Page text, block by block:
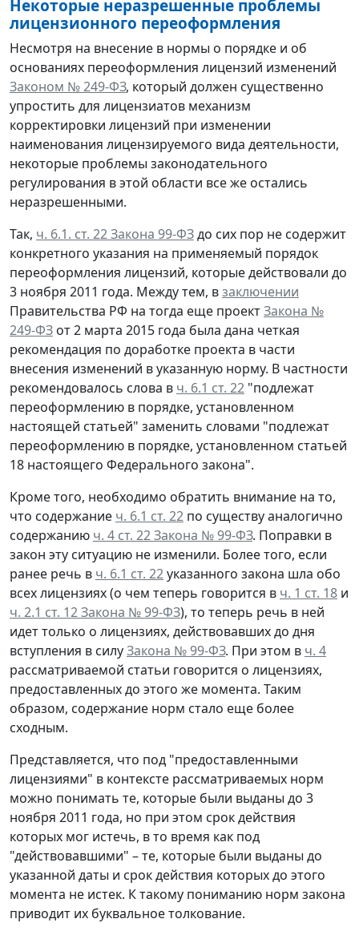
Некоторые неразрешенные проблемы
лицензионного переоформления
Несмотря на внесение в нормы о порядке и об
основаниях переоформления лицензий изменений
Законом № 249-ФЗ, который должен существенно
упростить для лицензиатов механизм
корректировки лицензий при изменении
наименования лицензируемого вида деятельности,
некоторые проблемы законодательного
регулирования в этой области все же остались
неразрешенными.
Так, ч. 6.1. ст. 22 Закона 99-ФЗдо сих пор не содержит
конкретного указания на применяемый порядок
переоформления лицензий, которые действовали до
3 ноября 2011 года. Между тем, взаключении
Правительства РФ на тогда еще проектЗакона №
249-ФЗ от 2 марта 2015 года была дана четкая
рекомендация по доработке проекта в части
внесения изменений в указанную норму. В частности
рекомендовалось слова в ч. 6.1 ст. 22 "подлежат
переоформлению в порядке, установленном
настоящей статьей" заменить словами "подлежат
переоформлению в порядке, установленном статьей
18 настоящего Федерального закона".
Кроме того, необходимо обратить внимание на то,
что содержание ч. 6.1 ст. 22 по существу аналогично
содержанию ч. 4 ст. 22 Закона № 99-ФЗ. Поправки в
закон эту ситуацию не изменили. Более того, если
ранее речь в ч. 6.1 ст. 22указанного закона шла обо
всех лицензиях (о чем теперь говорится в ч. 1 ст. 18 и
ч. 2.1 ст. 12 Закона № 99-ФЗ), то теперь речь в ней
идет только о лицензиях, действовавших до дня
вступления в силуЗакона № 99-ФЗ. При этом в ч. 4
рассматриваемой статьи говорится о лицензиях,
предоставленных до этого же момента. Таким
образом, содержание норм стало еще более
сходным.
Представляется, что под "предоставленными
лицензиями" в контексте рассматриваемых норм
можно понимать те, которые были выданы до 3
ноября 2011 года, но при этом срок действия
которых мог истечь, в то время как под
"действовавшими" – те, которые были выданы до
указанной даты и срок действия которых до этого
момента не истек. К такому пониманию норм закона
приводит их буквальное толкование.